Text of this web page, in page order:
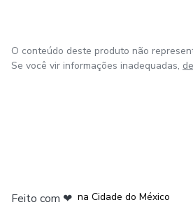
O conteúdo deste produto não
Se você vir informações inadequadas,
Feito com ❤ na Cidade do México